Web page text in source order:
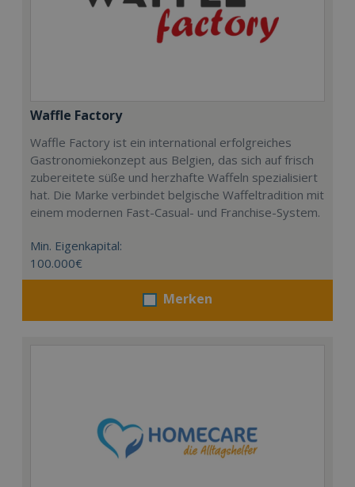
Waffle Factory
Waffle Factory ist ein international erfolgreiches
Gastronomiekonzept aus Belgien, das sich auf frisch
zubereitete süße und herzhafte Waffeln spezialisiert
hat. Die Marke verbindet belgische Waffeltradition mit
einem modernen Fast-Casual- und Franchise-System.
Min. Eigenkapital:
100.000€
Merken